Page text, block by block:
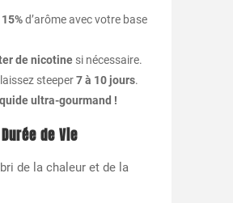
d’arôme avec votre base
de nicotinesi nécessaire.
steeper7 à 10 jours.
ultra-gourmand !
de Vie
de la chaleur et de la